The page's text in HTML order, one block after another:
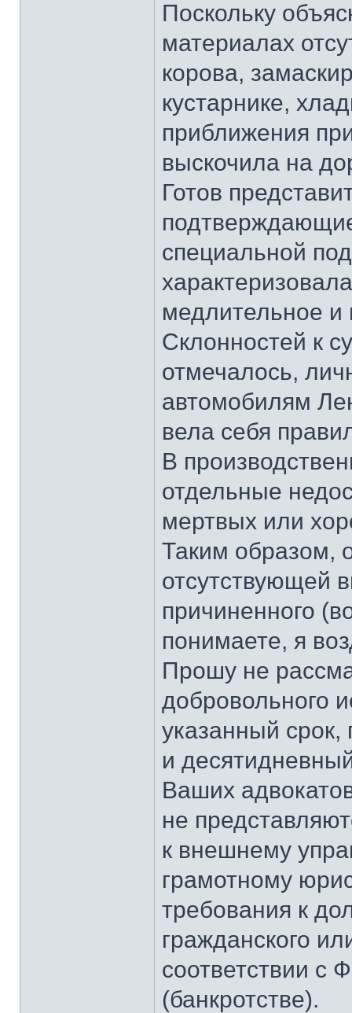
Поскольку
материалах
корова,
кустарнике,
приближения
выскочила на
Готов
специальной
медлительное и
Склонностей к
отмечалось,
автомобилям
вела себя
В
отдельные
мертвых или
Таким образом,
отсутствующей
причиненного
понимаете, я
Прошу не
добровольного
указанный срок,
и
Ваших
не
к внешнему
грамотному
требования к
гражданского
соответствии с
(банкротстве).